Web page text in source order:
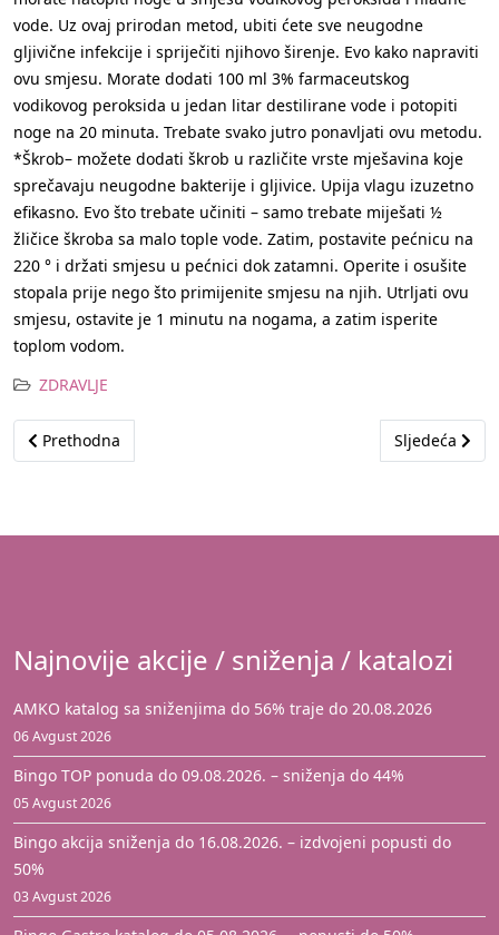
vode. Uz ovaj prirodan metod, ubiti ćete sve neugodne
gljivične infekcije i spriječiti njihovo širenje. Evo kako napraviti
ovu smjesu. Morate dodati 100 ml 3% farmaceutskog
vodikovog peroksida u jedan litar destilirane vode i potopiti
noge na 20 minuta. Trebate svako jutro ponavljati ovu metodu.
*Škrob– možete dodati škrob u različite vrste mješavina koje
sprečavaju neugodne bakterije i gljivice. Upija vlagu izuzetno
efikasno. Evo što trebate učiniti – samo trebate miješati ½
žličice škroba sa malo tople vode. Zatim, postavite pećnicu na
220 ° i držati smjesu u pećnici dok zatamni. Operite i osušite
stopala prije nego što primijenite smjesu na njih. Utrljati ovu
smjesu, ostavite je 1 minutu na nogama, a zatim isperite
toplom vodom.
ZDRAVLJE
Prethodni članak: Paradajz – Zaštitnica Zdravlja i Ljepote
Prethodna Sljedeći
Sljedeća
Najnovije akcije / sniženja / katalozi
AMKO katalog sa sniženjima do 56% traje do 20.08.2026
06 Avgust 2026
Bingo TOP ponuda do 09.08.2026. – sniženja do 44%
05 Avgust 2026
Bingo akcija sniženja do 16.08.2026. – izdvojeni popusti do
50%
03 Avgust 2026